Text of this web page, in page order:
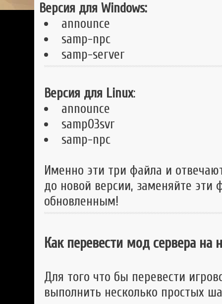
Версия для Windows:
announce
samp-npc
samp-server
Версия для Linux:
announce
samp03svr
samp-npc
Именно эти три файла и
до новой версии, заменяйте
обновленным!
Как перевести мод сервера на
Для того что бы перевести
выполнить несколько простых